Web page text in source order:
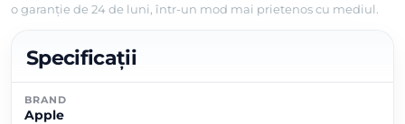
o garanție de 24 de luni, într-un mod mai prietenos cu mediul.
Specificații
BRAND
Apple